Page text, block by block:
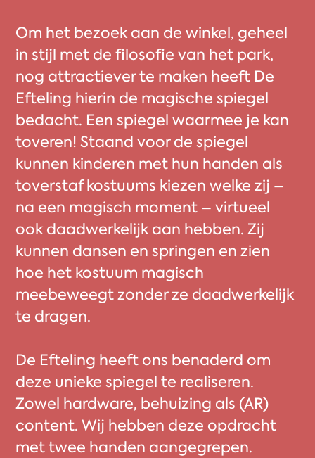
Om het bezoek aan de winkel, geheel
in stijl met de filosofie van het park,
nog attractiever te maken heeft De
Efteling hierin de magische spiegel
bedacht. Een spiegel waarmee je kan
toveren! Staand voor de spiegel
kunnen kinderen met hun handen als
toverstaf kostuums kiezen welke zij –
na een magisch moment – virtueel
ook daadwerkelijk aan hebben. Zij
kunnen dansen en springen en zien
hoe het kostuum magisch
meebeweegt zonder ze daadwerkelijk
te dragen.
De Efteling heeft ons benaderd om
deze unieke spiegel te realiseren.
Zowel hardware, behuizing als (AR)
content. Wij hebben deze opdracht
met twee handen aangegrepen.